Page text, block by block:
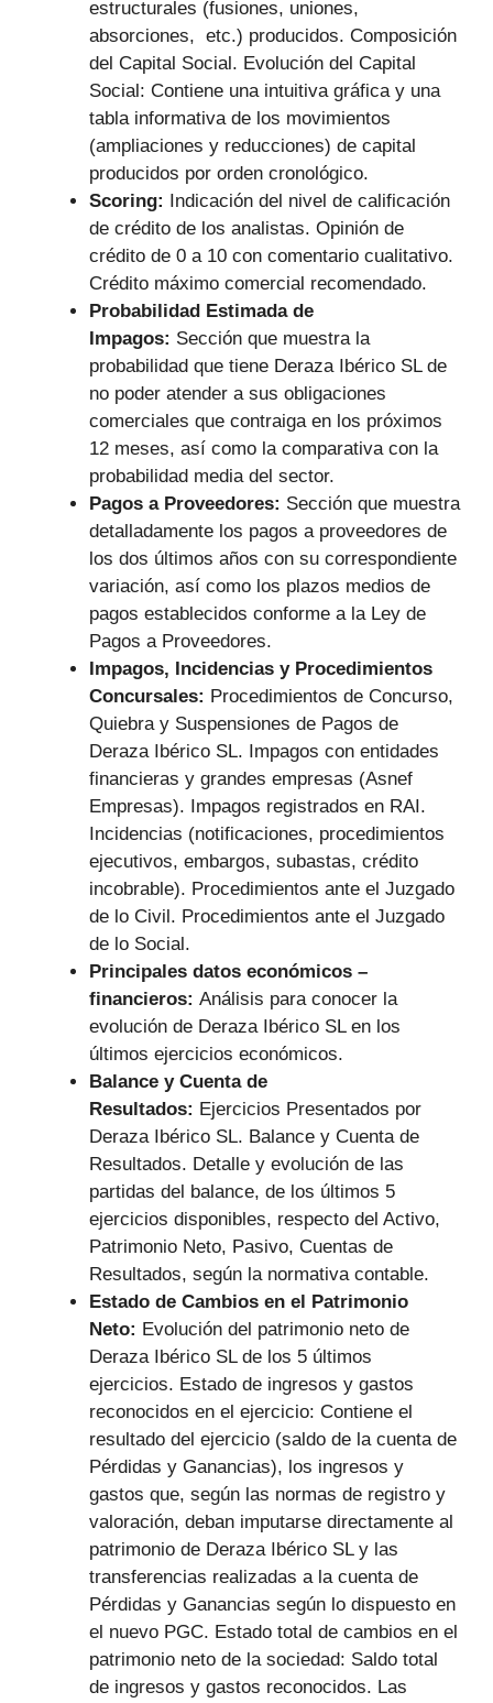
estructurales (fusiones, uniones,
absorciones, etc.) producidos. Composición
del Capital Social. Evolución del Capital
Social: Contiene una intuitiva gráfica y una
tabla informativa de los movimientos
(ampliaciones y reducciones) de capital
producidos por orden cronológico.
Scoring: Indicación del nivel de calificación
de crédito de los analistas. Opinión de
crédito de 0 a 10 con comentario cualitativo.
Crédito máximo comercial recomendado.
Probabilidad Estimada de
Impagos: Sección que muestra la
probabilidad que tiene Deraza Ibérico SL de
no poder atender a sus obligaciones
comerciales que contraiga en los próximos
12 meses, así como la comparativa con la
probabilidad media del sector.
Pagos a Proveedores: Sección que muestra
detalladamente los pagos a proveedores de
los dos últimos años con su correspondiente
variación, así como los plazos medios de
pagos establecidos conforme a la Ley de
Pagos a Proveedores.
Impagos, Incidencias y Procedimientos
Concursales: Procedimientos de Concurso,
Quiebra y Suspensiones de Pagos de
Deraza Ibérico SL. Impagos con entidades
financieras y grandes empresas (Asnef
Empresas). Impagos registrados en RAI.
Incidencias (notificaciones, procedimientos
ejecutivos, embargos, subastas, crédito
incobrable). Procedimientos ante el Juzgado
de lo Civil. Procedimientos ante el Juzgado
de lo Social.
Principales datos económicos –
financieros: Análisis para conocer la
evolución de Deraza Ibérico SL en los
últimos ejercicios económicos.
Balance y Cuenta de
Resultados: Ejercicios Presentados por
Deraza Ibérico SL. Balance y Cuenta de
Resultados. Detalle y evolución de las
partidas del balance, de los últimos 5
ejercicios disponibles, respecto del Activo,
Patrimonio Neto, Pasivo, Cuentas de
Resultados, según la normativa contable.
Estado de Cambios en el Patrimonio
Neto: Evolución del patrimonio neto de
Deraza Ibérico SL de los 5 últimos
ejercicios. Estado de ingresos y gastos
reconocidos en el ejercicio: Contiene el
resultado del ejercicio (saldo de la cuenta de
Pérdidas y Ganancias), los ingresos y
gastos que, según las normas de registro y
valoración, deban imputarse directamente al
patrimonio de Deraza Ibérico SL y las
transferencias realizadas a la cuenta de
Pérdidas y Ganancias según lo dispuesto en
el nuevo PGC. Estado total de cambios en el
patrimonio neto de la sociedad: Saldo total
de ingresos y gastos reconocidos. Las